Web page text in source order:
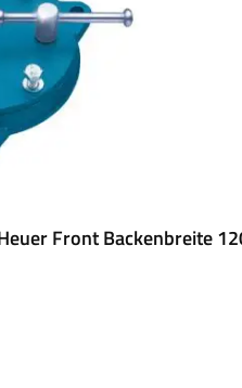
Front Backenbreite